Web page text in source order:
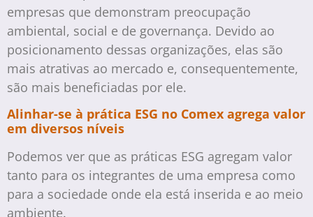
empresas que demonstram preocupação
ambiental, social e de governança. Devido ao
posicionamento dessas organizações, elas são
mais atrativas ao mercado e, consequentemente,
são mais beneficiadas por ele.
Alinhar-se à prática ESG no Comex agrega valor
em diversos níveis
Podemos ver que as práticas ESG agregam valor
tanto para os integrantes de uma empresa como
para a sociedade onde ela está inserida e ao meio
ambiente.